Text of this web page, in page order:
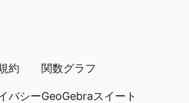
約
バシー
関数グラフ
GeoGebraスイート